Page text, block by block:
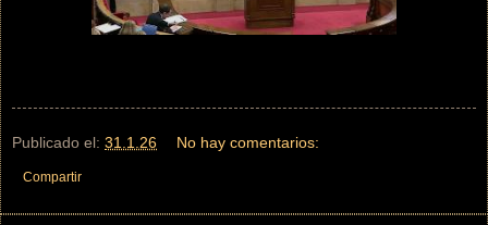
Publicado el: 31.1.26 No hay comentarios:
Compartir